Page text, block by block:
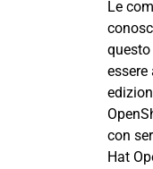
Le
con
Hat